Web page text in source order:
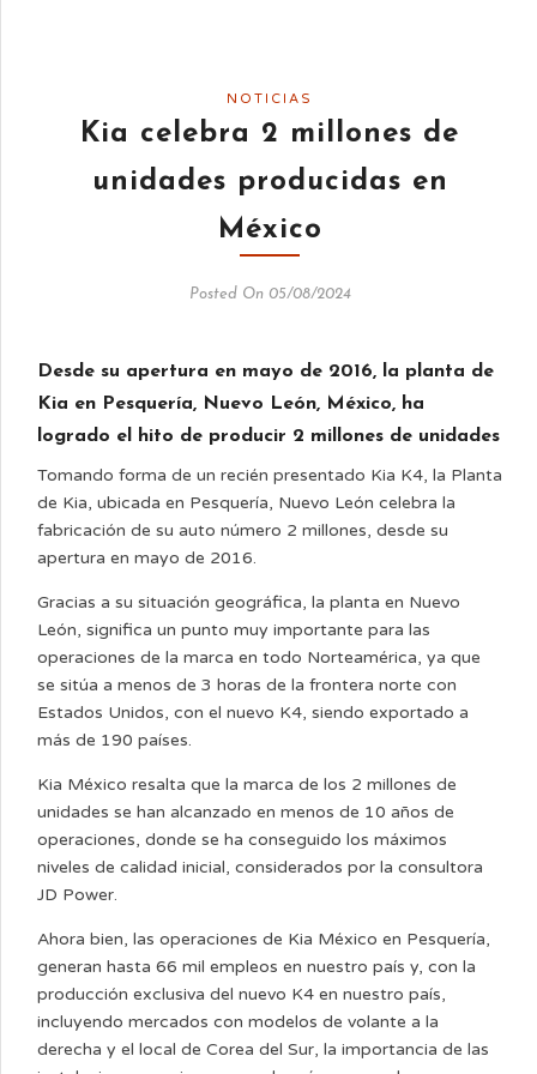
NOTICIAS
Kia celebra 2 millones de
unidades producidas en
México
Posted On 05/08/2024
Desde su apertura en mayo de 2016, la planta de
Kia en Pesquería, Nuevo León, México, ha
logrado el hito de producir 2 millones de unidades
Tomando forma de un recién presentado Kia K4, la Planta
de Kia, ubicada en Pesquería, Nuevo León celebra la
fabricación de su auto número 2 millones, desde su
apertura en mayo de 2016.
Gracias a su situación geográfica, la planta en Nuevo
León, significa un punto muy importante para las
operaciones de la marca en todo Norteamérica, ya que
se sitúa a menos de 3 horas de la frontera norte con
Estados Unidos, con el nuevo K4, siendo exportado a
más de 190 países.
Kia México resalta que la marca de los 2 millones de
unidades se han alcanzado en menos de 10 años de
operaciones, donde se ha conseguido los máximos
niveles de calidad inicial, considerados por la consultora
JD Power.
Ahora bien, las operaciones de Kia México en Pesquería,
generan hasta 66 mil empleos en nuestro país y, con la
producción exclusiva del nuevo K4 en nuestro país,
incluyendo mercados con modelos de volante a la
derecha y el local de Corea del Sur, la importancia de las